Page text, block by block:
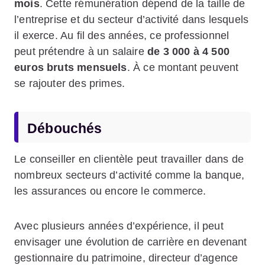
mois. Cette rémunération dépend de la taille de
l’entreprise et du secteur d’activité dans lesquels
il exerce. Au fil des années, ce professionnel
peut prétendre à un salairede 3 000 à 4 500
euros bruts mensuels. À ce montant peuvent
se rajouter des primes.
Débouchés
Le conseiller en clientèle peut travailler dans de
nombreux secteurs d’activité comme la banque,
les assurances ou encore le commerce.
Avec plusieurs années d’expérience, il peut
envisager une évolution de carrière en devenant
gestionnaire du patrimoine, directeur d’agence